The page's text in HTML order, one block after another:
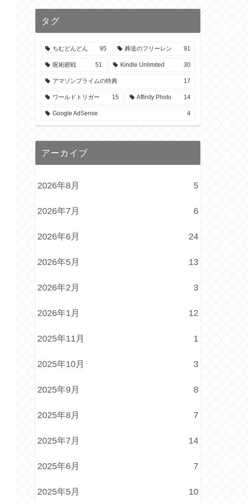
タグ
ちむどんどん 95 葬送のフリーレン 91
呪術廻戦 51 Kindle Unlimited 30
アマゾンプライムの特典 17
ワールドトリガー 15 Affinity Photo 14
Google AdSense 4
アーカイブ
2026年8月 5
2026年7月 6
2026年6月 24
2026年5月 13
2026年2月 3
2026年1月 12
2025年11月 1
2025年10月 3
2025年9月 8
2025年8月 7
2025年7月 14
2025年6月 7
2025年5月 10